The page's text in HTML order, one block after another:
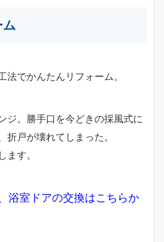
法でかんたんリフォーム。
ジ。勝手口を今どきの採風式に
折戸が壊れてしまった。
ます。
浴室ドアの交換はこちらか